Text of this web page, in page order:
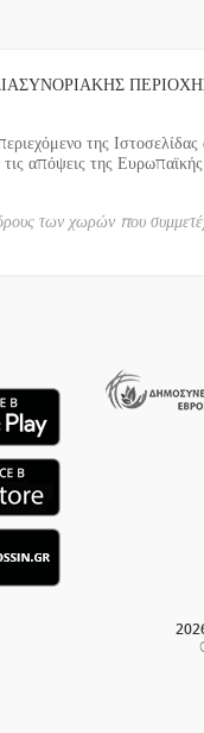
της Ιστοσελίδας
απόψεις της
των χωρών που